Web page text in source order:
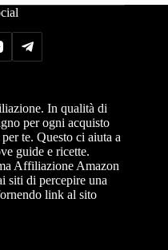
In qualità di
per ogni acquisto
te. Questo ci aiuta a
guide e ricette.
Affiliazione Amazon
siti di percepire una
link al sito